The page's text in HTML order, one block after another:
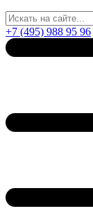
+7 (495) 988 95 96